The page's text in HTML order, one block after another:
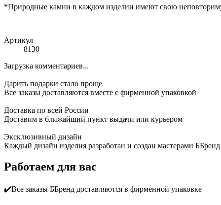
*Природные камни в каждом изделии имеют свою
Артикул
8130
Загрузка комментариев...
Дарить подарки стало проще
Все заказы доставляются вместе c фирменной упаковкой
Доставка по всей России
Доставим в ближайший пункт выдачи или курьером
Эксклюзивный дизайн
Каждый дизайн изделия разработан и создан мастерами ББренд
Работаем для вас
✔️Все заказы ББренд доставляются в фирменной упаковке